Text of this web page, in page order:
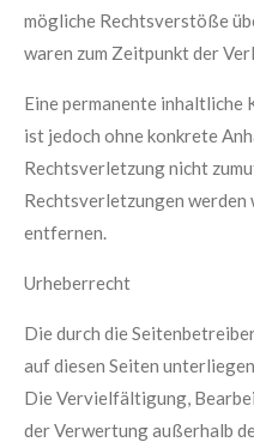
mögliche Rechtsverstöße
waren zum Zeitpunkt der
Eine permanente
ist jedoch ohne konkrete
Rechtsverletzung nicht
Rechtsverletzungen werden
entfernen.
Urheberrecht
Die durch die
auf diesen Seiten
Die Vervielfältigung,
der Verwertung außerhalb